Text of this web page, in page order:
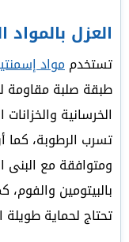
العزل بالمواد
تستخدممواد
طبقة صلبة مقاومة
الخرسانية
تسرب الرطوبة، كما
ومتوافقة مع البنى
بالبيتومين
تحتاج لحماية طويلة